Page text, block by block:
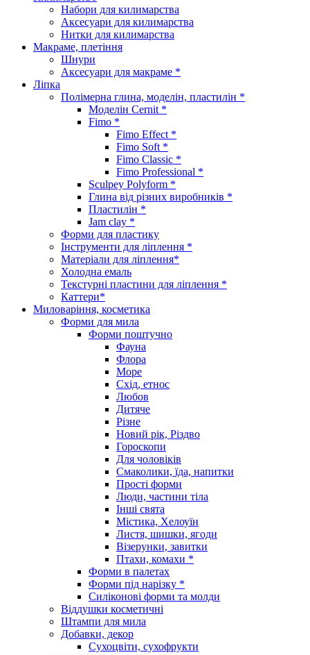
Набори для килимарства
Аксесуари для килимарства
Нитки для килимарства
Макраме, плетіння
Шнури
Аксесуари для макраме *
Ліпка
Полімерна глина, моделін, пластилін *
Моделін Cernit *
Fimo *
Fimo Effect *
Fimo Soft *
Fimo Classic *
Fimo Professional *
Sculpey Polyform *
Глина від різних виробників *
Пластилін *
Jam clay *
Форми для пластику
Інструменти для ліплення *
Матеріали для ліплення*
Холодна емаль
Текстурні пластини для ліплення *
Каттери*
Миловаріння, косметика
Форми для мила
Форми поштучно
Фауна
Флора
Море
Схід, етнос
Любов
Дитяче
Різне
Новий рік, Різдво
Гороскопи
Для чоловіків
Смаколики, їда, напитки
Прості форми
Люди, частини тіла
Інші свята
Містика, Хелоуїн
Листя, шишки, ягоди
Візерунки, завитки
Птахи, комахи *
Форми в палетах
Форми під нарізку *
Силіконові форми та молди
Віддушки косметичні
Штампи для мила
Добавки, декор
Сухоцвіти, сухофрукти